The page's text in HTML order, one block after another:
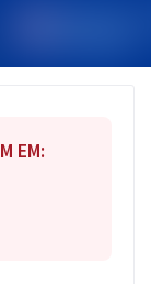
EM: